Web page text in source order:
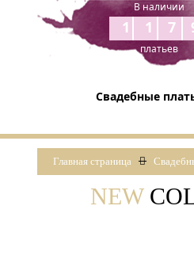
В наличии
платьев
Свадебные
Главная страница
NEW